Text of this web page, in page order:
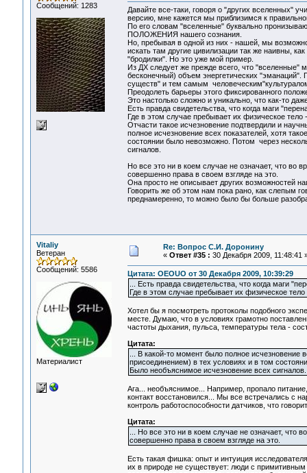
Сообщений: 1283
Давайте все-таки, говоря о "других вселенных"
версию, мне кажется мы приблизимся к
По его словам "вселенные" буквально
ПОЛОЖЕНИЯ нашего сознания.
Но, пребывая в одной из них - нашей, мы
искать там другие цивилизации так же наивны,
"бродилки". Но это уже мой пример.
Из ДХ следует же прежде всего, что "вселенные"
бесконечный) объем энергетических
существ" и тем самым
Преодолеть барьеры этого фиксированного
Это настолько сложно и уникально, что как-то
Есть правда свидетельства, что когда маги
Где в этом случае пребывает их физическое тело
Отчасти такое исчезновение подтвердили и
полное исчезновение всех показателей, хотя
состоянии было невозможно. Потом через
сигналов.
Но все это ни в коем случае не означает, что во
совершенно права в своем взгляде на это.
Она просто не описывает других возможностей
Говорить же об этом нам пока рано, как слепым
преднамеренно, то можно было бы больше
Vitaliy
Ветеран
Сообщений: 5586
Материалист
Re: Вопрос С.И. Доронину
« Ответ #35 : 30 Декабря 2009, 11:48:41
Цитата: OEOUO от 30 Декабря 2009, 10:39:29
... Есть правда свидетельства, что когда маги
Где в этом случае пребывает их физическое
Хотел бы я посмотреть протоколы подобного
месте. Думаю, что в условиях грамотно
частоты дыхания, пульса, температуры тела -
Цитата:
... В какой-то момент было полное исчезновение
присоединением) в тех условиях и в том
Было необъяснимое исчезновение всех сигналов.
Ага... необъяснимое... Например, пропало
контакт восстановился... Мы все встречались с
контроль работоспособности датчиков, что
Цитата:
... Но все это ни в коем случае не означает, что
совершенно права в своем взгляде на это.
Есть такая фишка: опыт и интуиция
их в природе не существует: люди с